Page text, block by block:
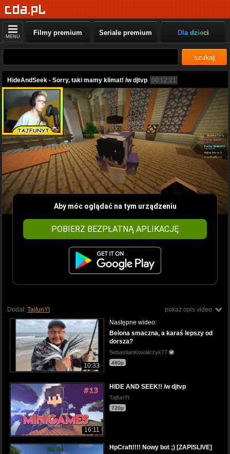
MENU Filmy premium Seriale premium Dla dzieci
szukaj
HideAndSeek - Sorry, taki mamy klimat! /w djtvp 00:12:21
Aby móc oglądać na tym urządzeniu
POBIERZ BEZPŁATNĄ APLIKACJĘ
pokaż opis video
Dodał: TajfunYt
10:33
Następne wideo:
Belona smaczna, a karaś lepszy od
dorsza?
SebastianKowalczyk77
480p
16:11
HIDE AND SEEK!! /w djtvp
TajfunYt
720p
HpCraft!!!! Nowy bot ;) [ZAPISLIVE]